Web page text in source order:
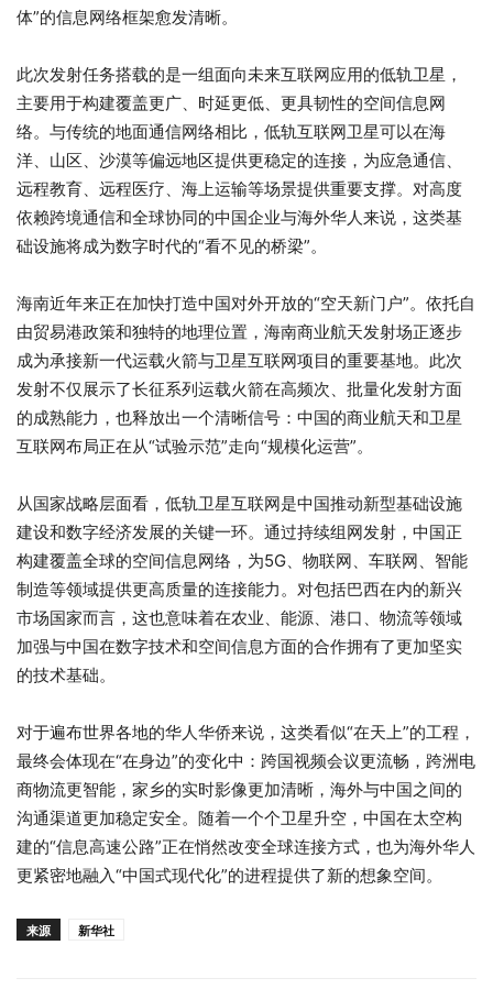
体”的信息网络框架愈发清晰。
此次发射任务搭载的是一组面向未来互联网应用的低轨卫星，
主要用于构建覆盖更广、时延更低、更具韧性的空间信息网
络。与传统的地面通信网络相比，低轨互联网卫星可以在海
洋、山区、沙漠等偏远地区提供更稳定的连接，为应急通信、
远程教育、远程医疗、海上运输等场景提供重要支撑。对高度
依赖跨境通信和全球协同的中国企业与海外华人来说，这类基
础设施将成为数字时代的“看不见的桥梁”。
海南近年来正在加快打造中国对外开放的“空天新门户”。依托自
由贸易港政策和独特的地理位置，海南商业航天发射场正逐步
成为承接新一代运载火箭与卫星互联网项目的重要基地。此次
发射不仅展示了长征系列运载火箭在高频次、批量化发射方面
的成熟能力，也释放出一个清晰信号：中国的商业航天和卫星
互联网布局正在从“试验示范”走向“规模化运营”。
从国家战略层面看，低轨卫星互联网是中国推动新型基础设施
建设和数字经济发展的关键一环。通过持续组网发射，中国正
构建覆盖全球的空间信息网络，为5G、物联网、车联网、智能
制造等领域提供更高质量的连接能力。对包括巴西在内的新兴
市场国家而言，这也意味着在农业、能源、港口、物流等领域
加强与中国在数字技术和空间信息方面的合作拥有了更加坚实
的技术基础。
对于遍布世界各地的华人华侨来说，这类看似“在天上”的工程，
最终会体现在“在身边”的变化中：跨国视频会议更流畅，跨洲电
商物流更智能，家乡的实时影像更加清晰，海外与中国之间的
沟通渠道更加稳定安全。随着一个个卫星升空，中国在太空构
建的“信息高速公路”正在悄然改变全球连接方式，也为海外华人
更紧密地融入“中国式现代化”的进程提供了新的想象空间。
来源 新华社